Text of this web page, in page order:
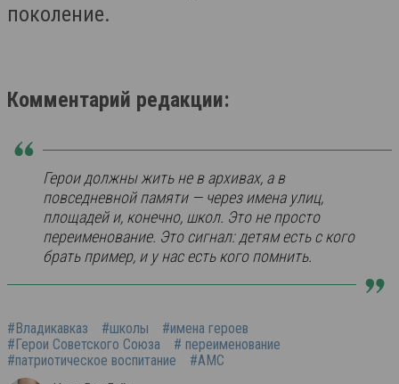
поколение.
Комментарий редакции:
Герои должны жить не в архивах, а в
повседневной памяти — через имена улиц,
площадей и, конечно, школ. Это не просто
переименование. Это сигнал: детям есть с кого
брать пример, и у нас есть кого помнить.
#Владикавказ #школы
#имена героев
#Герои Советского Союза
# переименование
#патриотическое воспитание
#АМС